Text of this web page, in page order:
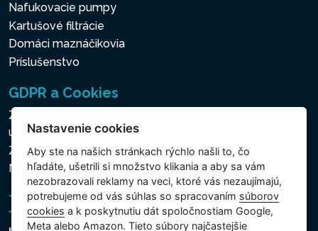
Nafukovacie pumpy
Kartušové filtrácie
Domáci maznáčikovia
Príslušenstvo
GDPR a Cookies
Zásady ochrany osobných a ďalších spracovávaných
údajov
Zásady používania súborov cookies
Nastavenie cookies
Nastavenie cookies
Aby ste na našich stránkach rýchlo našli to, čo
hľadáte, ušetrili si množstvo klikania a aby sa vám
nezobrazovali reklamy na veci, ktoré vás nezaujímajú,
potrebujeme od vás súhlas so spracovaním súborov
cookies a k poskytnutiu dát spoločnostiam Google,
Meta alebo Amazon. Tieto súbory najčastejšie